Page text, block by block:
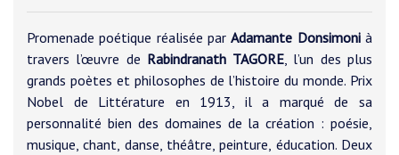
Promenade poétique réalisée parAdamante Donsimonià
travers l’œuvre de Rabindranath TAGORE, l’un des plus
grands poètes et philosophes de l’histoire du monde. Prix
Nobel de Littérature en 1913, il a marqué de sa
personnalité bien des domaines de la création : poésie,
musique, chant, danse, théâtre, peinture, éducation. Deux